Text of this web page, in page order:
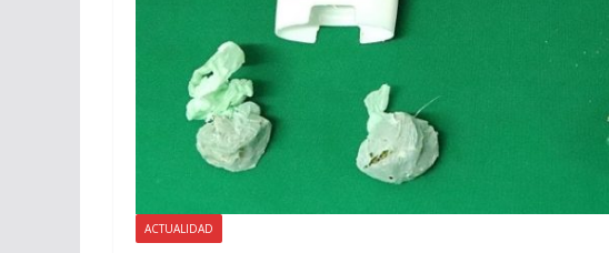
ACTUALIDAD